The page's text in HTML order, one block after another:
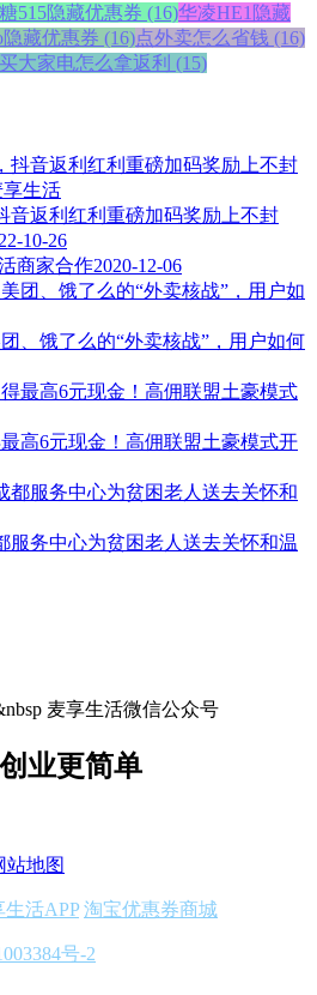
515隐藏优惠券 (16)华凌HE1隐藏
隐藏优惠券 (16)点外卖怎么省钱 (16)
买大家电怎么拿返利 (15)
音返利红利重磅加码奖励上不封
10-26
商家合作2020-12-06
、饿了么的“外卖核战”，用户如何
高6元现金！高佣联盟土豪模式开
服务中心为贫困老人送去关怀和温
麦享生活微信公众号
业更简单
站地图
生活APP 淘宝优惠券商城
号-2